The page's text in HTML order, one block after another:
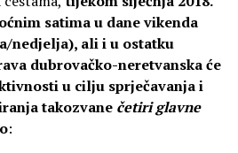
satima u dane vikenda
nedjelja), ali i u ostatku
dubrovačko-neretvanska će
u cilju sprječavanja i
takozvane četiri glavne
: